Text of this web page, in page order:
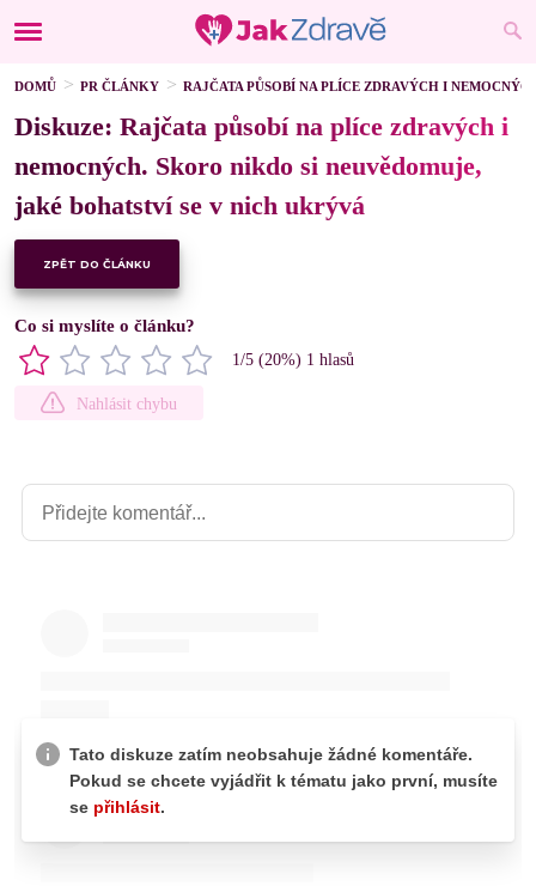
DOMŮ PR ČLÁNKY RAJČATA PŮSOBÍ NA PLÍCE ZDRAVÝCH I
Diskuze: Rajčata působí na plíce zdravých i
nemocných. Skoro nikdo si neuvědomuje,
jaké bohatství se v nich ukrývá
ZPĚT DO ČLÁNKU
Co si myslíte o článku?
1/5 (20%) 1 hlasů
Nahlásit chybu